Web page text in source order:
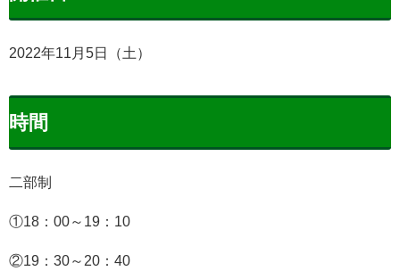
2022年11月5日（土）
時間
二部制
①18：00～19：10
②19：30～20：40